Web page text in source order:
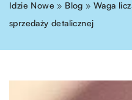
Idzie Nowe » Blog »Waga
sprzedaży detalicznej